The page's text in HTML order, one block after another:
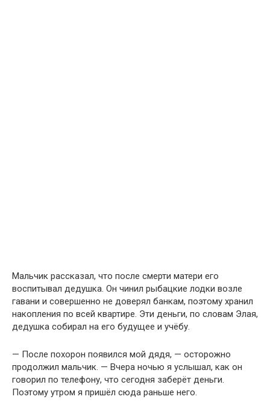
Мальчик рассказал, что после смерти матери его
воспитывал дедушка. Он чинил рыбацкие лодки возле
гавани и совершенно не доверял банкам, поэтому хранил
накопления по всей квартире. Эти деньги, по словам Элая,
дедушка собирал на его будущее и учёбу.
— После похорон появился мой дядя, — осторожно
продолжил мальчик. — Вчера ночью я услышал, как он
говорил по телефону, что сегодня заберёт деньги.
Поэтому утром я пришёл сюда раньше него.